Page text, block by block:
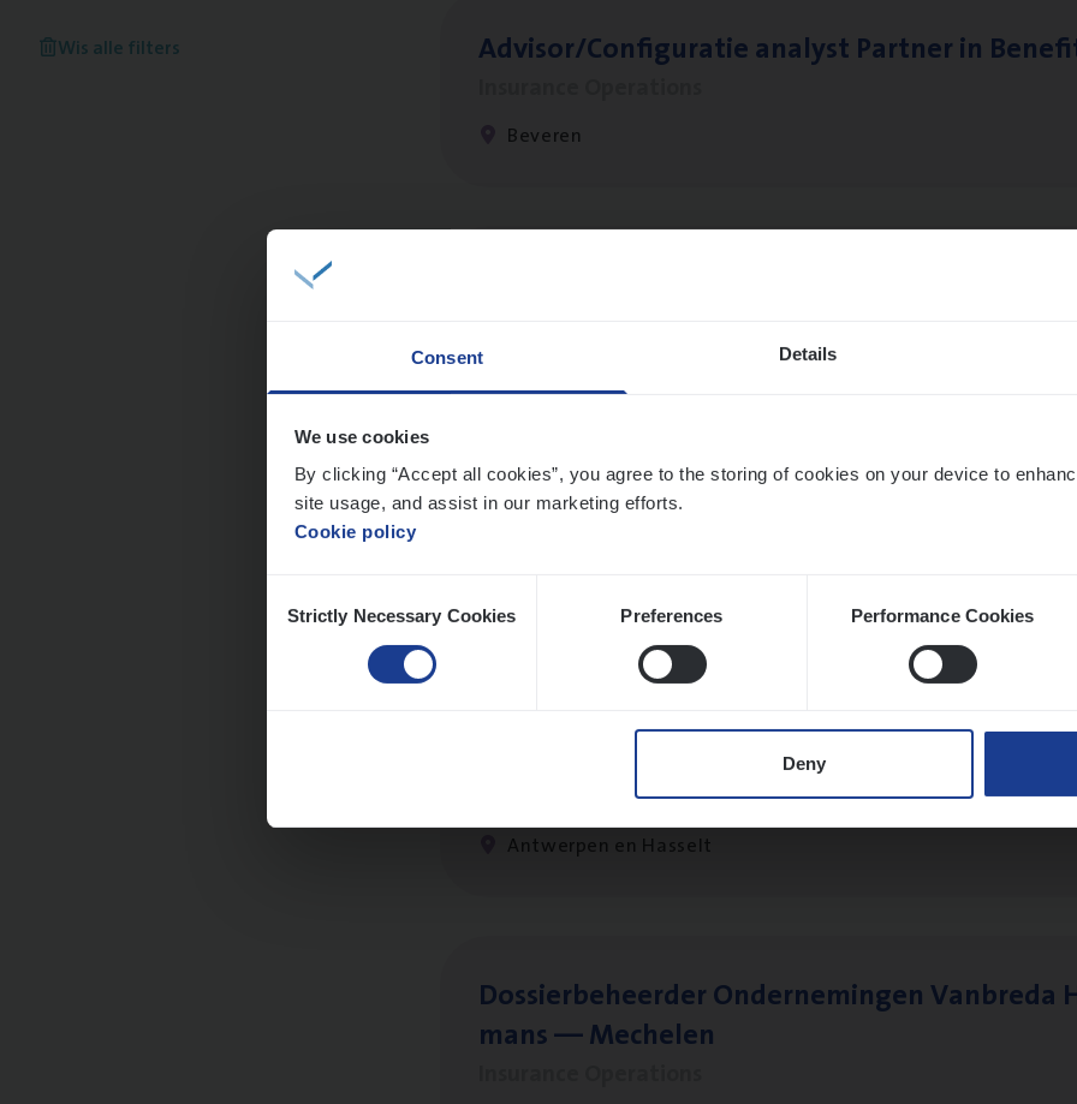
Consent Details
We use cookies
By clicking “Accept all cookies”, you agree to the storing of cookies on your device to
site usage, and assist in our marketing efforts.
Cookie policy
Selection
Strictly Necessary Cookies Preferences Performance Cookies
Deny
Wis alle filters Advisor/​Configuratie ana­lyst Part­ner in
Beveren
Client Exe­cu­ti­ve Marine
Antwerpen
Dos­sier­be­heer­der Pro­per­ty verzekeringen
Insurance Operations
Antwerpen en Hasselt
Dos­sier­be­heer­der Onder­ne­min­gen Van­b­re­da
mans — Mechelen